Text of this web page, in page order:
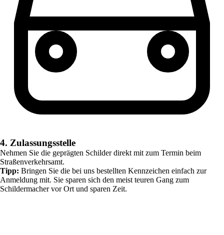
4. Zulassungsstelle
Nehmen Sie die geprägten Schilder direkt mit zum Termin beim
Straßenverkehrsamt.
Tipp: Bringen Sie die bei uns bestellten Kennzeichen einfach zur
Anmeldung mit. Sie sparen sich den meist teuren Gang zum
Schildermacher vor Ort und sparen Zeit.